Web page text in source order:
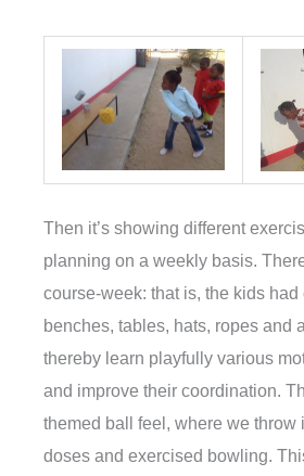
Then it’s showing different
planning on a weekly basis.
course-week: that is, the kids had
benches, tables, hats, ropes and
thereby learn playfully various
and improve their coordination.
themed ball feel, where we throw
doses and exercised bowling.